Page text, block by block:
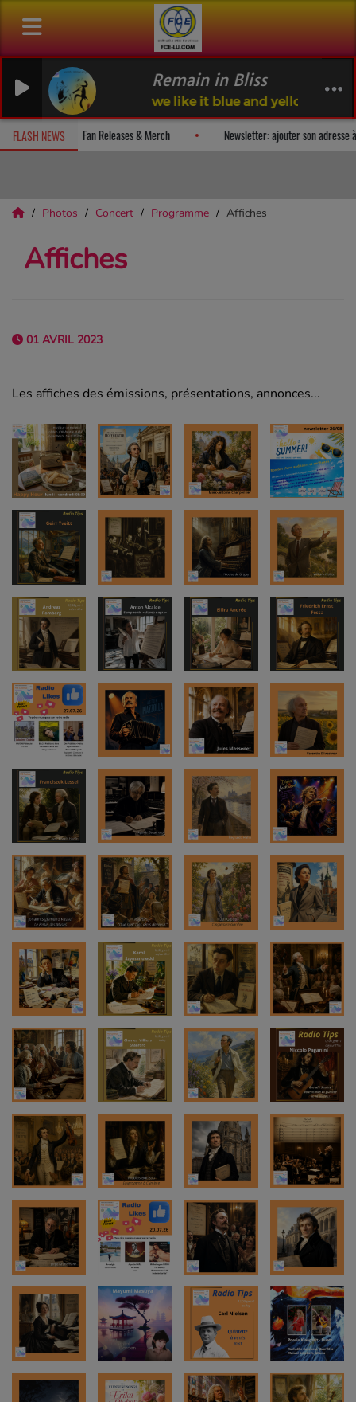
Remain in Bliss
we like it blue and yellow (FCE Continuo)
FLASH NEWS
recevez un album-surprise! Fan Releases & Merch
Photos Concert Programme Affiches
Affiches
01 AVRIL 2023
Les affiches des émissions, présentations, annonces...